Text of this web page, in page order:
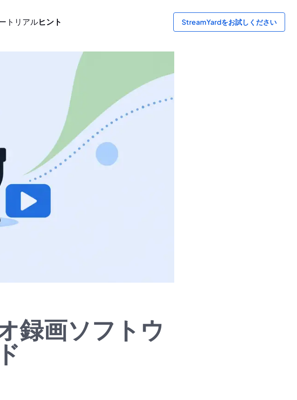
トリアルヒント StreamYardをお試しください
録画ソフトウ